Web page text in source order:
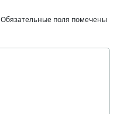
Обязательные поля помечены